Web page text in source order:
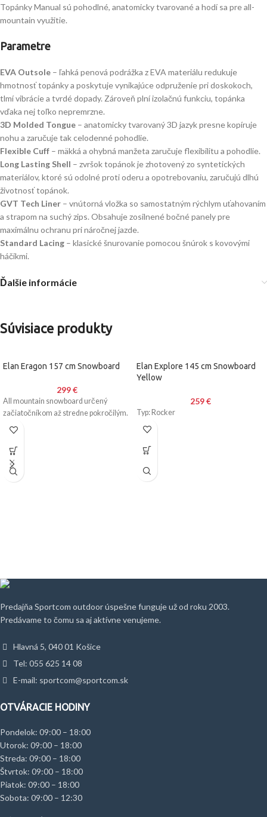
Topánky Manual sú pohodlné, anatomicky tvarované a hodí sa pre all-
mountain využitie.
Parametre
EVA Outsole – ľahká penová podrážka z EVA materiálu redukuje
hmotnosť topánky a poskytuje vynikajúce odpruženie pri doskokoch,
tlmí vibrácie a tvrdé dopady. Zároveň plní izolačnú funkciu, topánka
vďaka nej toľko nepremrzne.
3D Molded Tongue – anatomicky tvarovaný 3D jazyk presne kopíruje
nohu a zaručuje tak celodenné pohodlie.
Flexible Cuff – mäkká a ohybná manžeta zaručuje flexibilitu a pohodlie.
Long Lasting Shell – zvršok topánok je zhotovený zo syntetických
materiálov, ktoré sú odolné proti oderu a opotrebovaniu, zaručujú dlhú
životnosť topánok.
GVT Tech Liner – vnútorná vložka so samostatným rýchlym uťahovaním
a strapom na suchý zips. Obsahuje zosilnené bočné panely pre
maximálnu ochranu pri náročnej jazde.
Standard Lacing – klasické šnurovanie pomocou šnúrok s kovovými
háčikmi.
Ďalšie informácie
Súvisiace produkty
Elan Eragon 157 cm Snowboard
299€
All mountain snowboard určený
začiatočníkom až stredne pokročilým.
Elan Explore 145 cm Snowboard
Yellow
259€
Typ: Rocker
Predajňa Sportcom outdoor úspešne funguje už od roku 2003.
Predávame to čomu sa aj aktívne venujeme.
Hlavná 5, 040 01 Košice
Tel: 055 625 14 08
E-mail: sportcom@sportcom.sk
OTVÁRACIE HODINY
Pondelok: 09:00 – 18:00
Utorok: 09:00 – 18:00
Streda: 09:00 – 18:00
Štvrtok: 09:00 – 18:00
Piatok: 09:00 – 18:00
Sobota: 09:00 – 12:30